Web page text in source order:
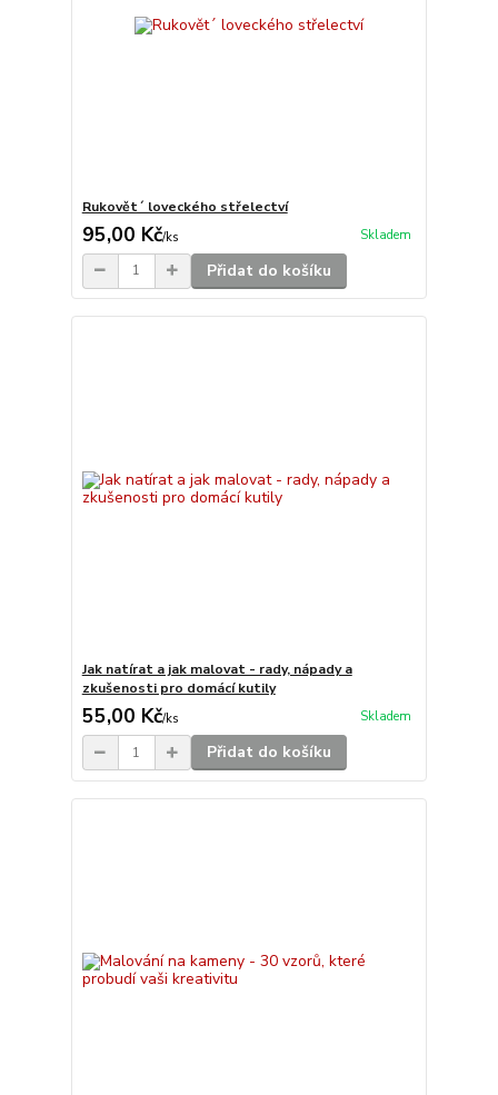
Rukovět´ loveckého střelectví
95,00 Kč/ks Skladem
Přidat do košíku
Jak natírat a jak malovat - rady, nápady a
zkušenosti pro domácí kutily
55,00 Kč/ks Skladem
Přidat do košíku